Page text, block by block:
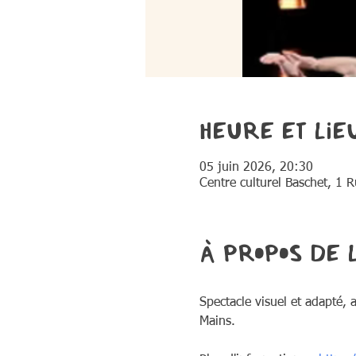
Heure et
05 juin 2026, 20:30
Centre culturel Baschet, 1
À propos de
Spectacle visuel et adapté,
Mains.